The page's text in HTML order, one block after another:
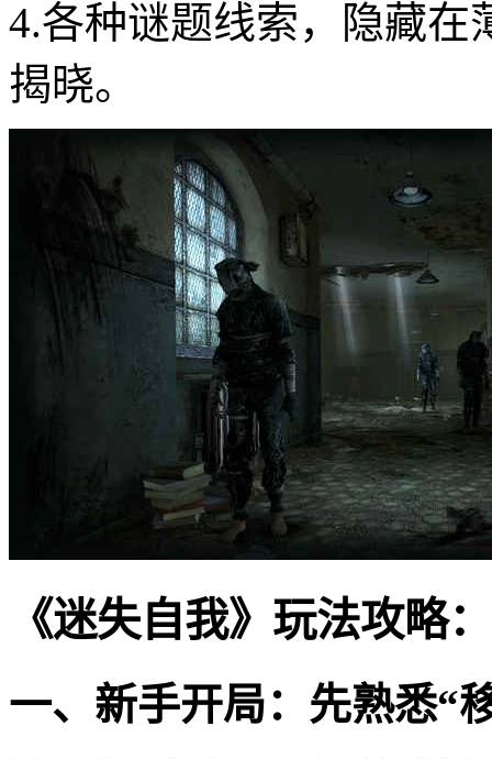
4.各种谜题线索，隐藏在
揭晓。
《迷失自我》玩法攻略：
一、新手开局：先熟悉“